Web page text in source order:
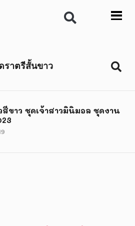
ราตรีสั้นขาว
สีขาว ชุดเจ้าสาวมินิมอล ชุดงาน